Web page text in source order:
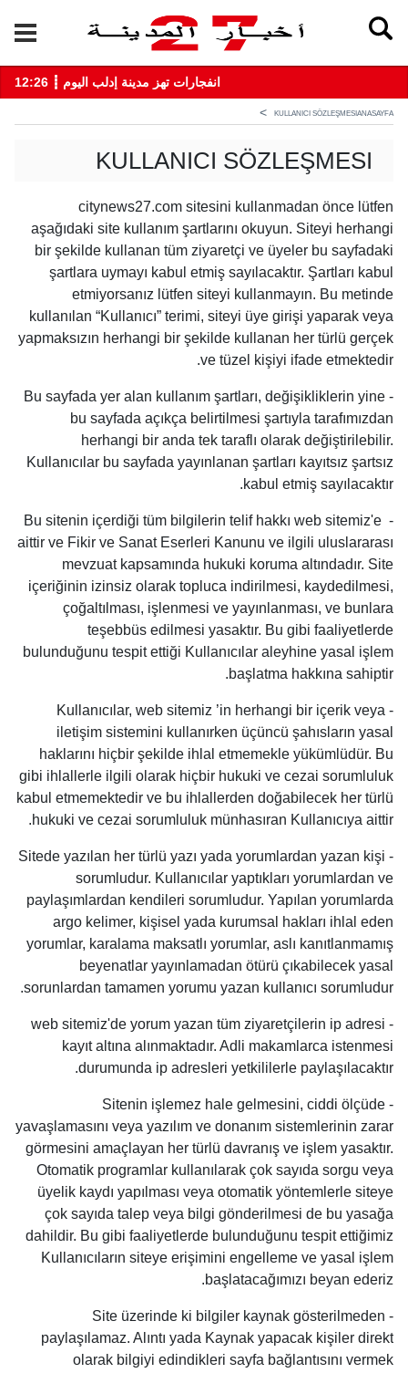
12:26 ┋ انفجارات تهز مدينة إدلب اليوم
ANASAYFA
KULLANICI SÖZLEŞMESI
citynews27.com sitesini kullanmadan önce lütfen
aşağıdaki site kullanım şartlarını okuyun. Siteyi herhangi
bir şekilde kullanan tüm ziyaretçi ve üyeler bu sayfadaki
şartlara uymayı kabul etmiş sayılacaktır. Şartları kabul
etmiyorsanız lütfen siteyi kullanmayın. Bu metinde
kullanılan “Kullanıcı” terimi, siteyi üye girişi yaparak veya
yapmaksızın herhangi bir şekilde kullanan her türlü gerçek
ve tüzel kişiyi ifade etmektedir.
- Bu sayfada yer alan kullanım şartları, değişikliklerin yine
bu sayfada açıkça belirtilmesi şartıyla tarafımızdan
herhangi bir anda tek taraflı olarak değiştirilebilir.
Kullanıcılar bu sayfada yayınlanan şartları kayıtsız şartsız
kabul etmiş sayılacaktır.
- Bu sitenin içerdiği tüm bilgilerin telif hakkı web sitemiz'e
aittir ve Fikir ve Sanat Eserleri Kanunu ve ilgili uluslararası
mevzuat kapsamında hukuki koruma altındadır. Site
içeriğinin izinsiz olarak topluca indirilmesi, kaydedilmesi,
çoğaltılması, işlenmesi ve yayınlanması, ve bunlara
teşebbüs edilmesi yasaktır. Bu gibi faaliyetlerde
bulunduğunu tespit ettiği Kullanıcılar aleyhine yasal işlem
başlatma hakkına sahiptir.
- Kullanıcılar, web sitemiz ’in herhangi bir içerik veya
iletişim sistemini kullanırken üçüncü şahısların yasal
haklarını hiçbir şekilde ihlal etmemekle yükümlüdür. Bu
gibi ihlallerle ilgili olarak hiçbir hukuki ve cezai sorumluluk
kabul etmemektedir ve bu ihlallerden doğabilecek her türlü
hukuki ve cezai sorumluluk münhasıran Kullanıcıya aittir.
- Sitede yazılan her türlü yazı yada yorumlardan yazan kişi
sorumludur. Kullanıcılar yaptıkları yorumlardan ve
paylaşımlardan kendileri sorumludur. Yapılan yorumlarda
argo kelimer, kişisel yada kurumsal hakları ihlal eden
yorumlar, karalama maksatlı yorumlar, aslı kanıtlanmamış
beyenatlar yayınlamadan ötürü çıkabilecek yasal
sorunlardan tamamen yorumu yazan kullanıcı sorumludur.
- web sitemiz'de yorum yazan tüm ziyaretçilerin ip adresi
kayıt altına alınmaktadır. Adli makamlarca istenmesi
durumunda ip adresleri yetkililerle paylaşılacaktır.
- Sitenin işlemez hale gelmesini, ciddi ölçüde
yavaşlamasını veya yazılım ve donanım sistemlerinin zarar
görmesini amaçlayan her türlü davranış ve işlem yasaktır.
Otomatik programlar kullanılarak çok sayıda sorgu veya
üyelik kaydı yapılması veya otomatik yöntemlerle siteye
çok sayıda talep veya bilgi gönderilmesi de bu yasağa
dahildir. Bu gibi faaliyetlerde bulunduğunu tespit ettiğimiz
Kullanıcıların siteye erişimini engelleme ve yasal işlem
başlatacağımızı beyan ederiz.
- Site üzerinde ki bilgiler kaynak gösterilmeden
paylaşılamaz. Alıntı yada Kaynak yapacak kişiler direkt
olarak bilgiyi edindikleri sayfa bağlantısını vermek